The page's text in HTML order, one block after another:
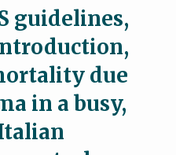
guidelines,
due
in a busy,